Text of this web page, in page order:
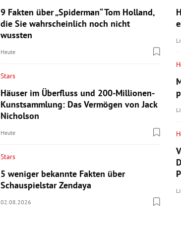
9 Fakten über „Spiderman“ Tom Holland,
die Sie wahrscheinlich noch nicht
wussten
Heute
Stars
Häuser im Überfluss und 200-Millionen-
Kunstsammlung: Das Vermögen von Jack
Nicholson
Heute
Stars
5 weniger bekannte Fakten über
Schauspielstar Zendaya
02.08.2026